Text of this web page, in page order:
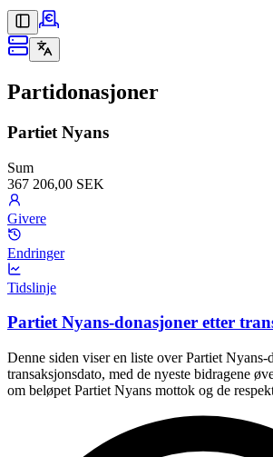
Partidonasjoner
Partiet Nyans
Sum
367 206,00 SEK
Givere
Endringer
Tidslinje
Partiet Nyans-donasjoner etter
Denne siden viser en liste over Partiet Nyans-
transaksjonsdato, med de nyeste bidragene
om beløpet Partiet Nyans mottok og de